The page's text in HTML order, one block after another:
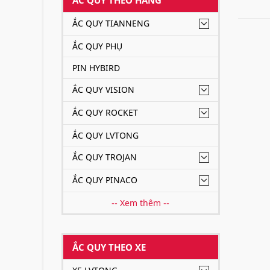
ẮC QUY TIANNENG
ẮC QUY PHỤ
PIN HYBIRD
ẮC QUY VISION
ẮC QUY ROCKET
ẮC QUY LVTONG
ẮC QUY TROJAN
ẮC QUY PINACO
-- Xem thêm --
ẮC QUY THEO XE